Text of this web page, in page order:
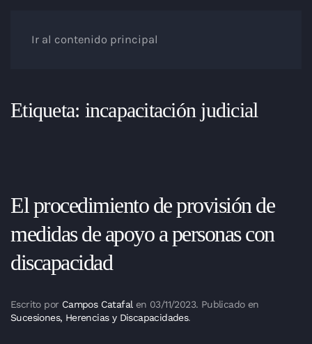
Ir al contenido principal
Etiqueta: incapacitación judicial
El procedimiento de provisión de
medidas de apoyo a personas con
discapacidad
Escrito por Campos Catafal en 03/11/2023. Publicado en
Sucesiones, Herencias y Discapacidades.